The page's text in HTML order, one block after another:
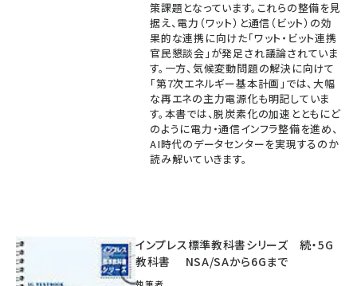
策課題となっています。これらの整備を見
据え、電力（ワット）と通信（ビット）の効
果的な連携に向けた「ワット・ビット連携
官民懇談会」が発足され議論されていま
す。一方、気候変動問題の解決に向けて
「第7次エネルギー基本計画」では、大幅
な再エネの主力電源化も明記していま
す。本書では、脱炭素化の加速とともにど
のように電力・通信インフラ整備を進め、
AI時代のデータセンターを実現するのか
読み解いていきます。
インプレス標準教科書シリーズ 続・5G
教科書 NSA/SAから6Gまで
執筆者